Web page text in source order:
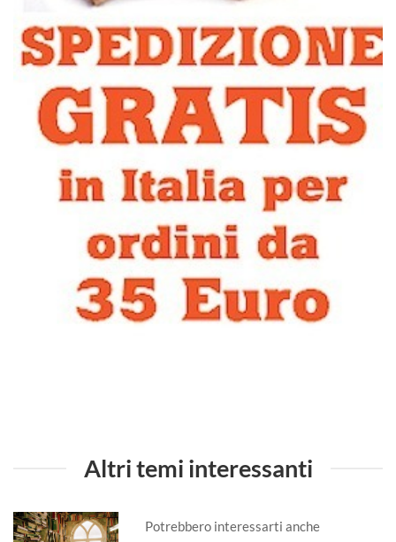
Altri temi interessanti
Potrebbero interessarti anche